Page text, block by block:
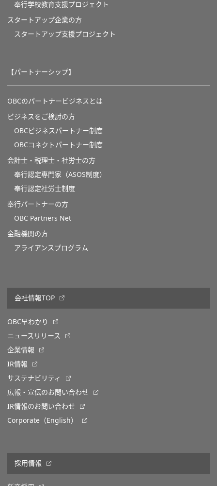
奉⾏学校教育⽀援プロジェクト
スタートアップ企業の方
スタートアップ支援プロジェクト
【パートナーシップ】
OBCのパートナービジネスとは
ビジネスをご検討の方
OBCビジネスパートナー制度
OBCコネクトパートナー制度
会計士・税理士・社労士の方
奉行認定専門家（ASOS制度）
奉行認定社労士制度
奉行パートナーの方
OBC Partners Net
金融機関の方
アライアンスプログラム
会社情報TOP
OBC早わかり
ニュースリリース
企業情報
IR情報
サステナビリティ
広報・宣伝のお問い合わせ
IR情報のお問い合わせ
Corporate（English）
採用情報